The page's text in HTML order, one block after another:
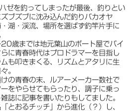
ゼを釣ってしまったが最後、釣りとい
ズブズブに沈み込んだ釣りバカオヤ
湖・渓流、場所を選ばず釣竿片手に
20歳までは地元葉山のボート屋でバイ
らに青春時代はプロドラマーを目指し
も叩きまくる、リズムとアタリに生
。
の青春の末、ルアーメーカー数社で
をやらせてもらったり、調子に乗っ
誌に記事を書いたりもしてました。
とおるチッチ」から進化（？）し、